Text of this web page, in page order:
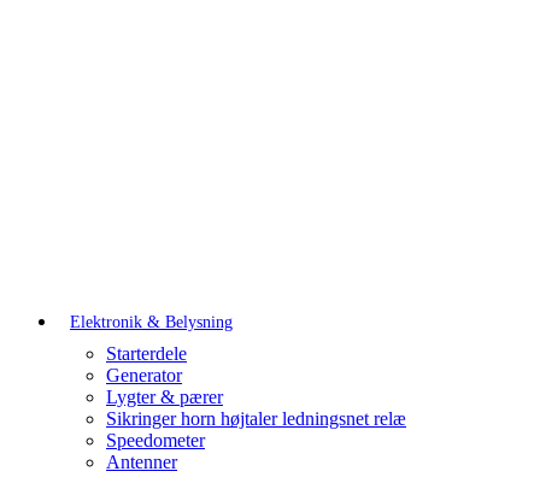
Elektronik & Belysning
Starterdele
Generator
Lygter & pærer
Sikringer horn højtaler ledningsnet relæ
Speedometer
Antenner